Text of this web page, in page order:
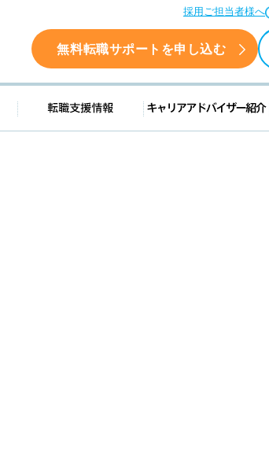
採用ご担当者様へ
0120-941-651 無料転職サポートを申し込む
転職成功事例 転職支援情報